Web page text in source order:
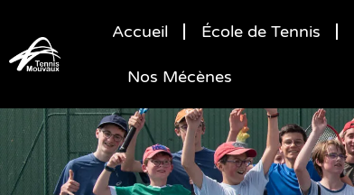
Accueil École de Tennis
Nos Mécènes